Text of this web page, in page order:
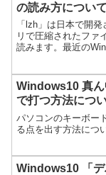
の読み方について
「lzh」は日本で開
リで圧縮されたファ
読みます。最近の
Windows10 真ん
で打つ方法につ
パソコンのキーボー
る点を出す方法につ
Windows10 「デ